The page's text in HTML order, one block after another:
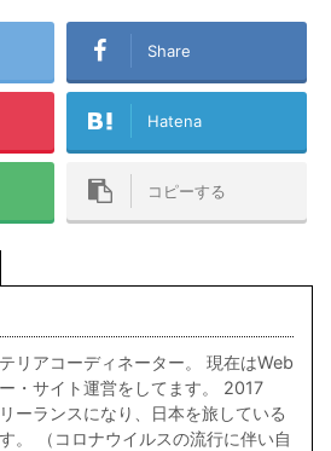
Share
Hatena
コピーする
リアコーディネーター。 現在はWeb
・サイト運営をしてます。 2017
ーランスになり、日本を旅している
。 （コロナウイルスの流行に伴い自